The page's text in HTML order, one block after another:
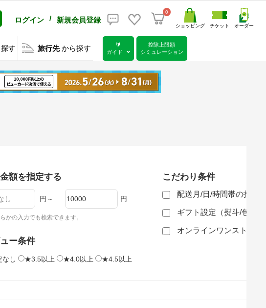
ログイン / 新規会員登録
0
ショッピング チケット オーダー
す 旅行先 から探す
🔰
ガイド
控除上限額
シミュレーション
額を指定する
円～ 円
かの入力でも検索できます。
ー条件
なし ★3.5以上 ★4.0以上 ★4.5以上
こだわり条件
配送月/日/時間帯の指定
ギフト設定（熨斗/包装
オンラインワンストップ